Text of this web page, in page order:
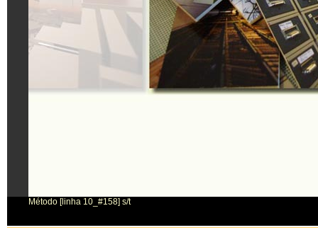
Método [linha 10_#158] s/t